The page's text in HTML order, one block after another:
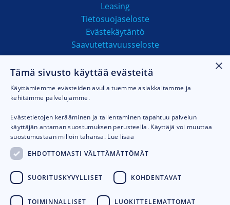
Leasing
Tietosuojaseloste
Evästekäytäntö
Saavutettavuusseloste
MAKSUTAVAT
×
Tämä sivusto käyttää evästeitä
Käyttämiemme evästeiden avulla tuemme asiakkaitamme ja
kehitämme palvelujamme.
Evästetietojen kerääminen ja tallentaminen tapahtuu palvelun
käyttäjän antaman suostumuksen perusteella. Käyttäjä voi muuttaa
suostumustaan milloin tahansa. Lue lisää
EHDOTTOMASTI VÄLTTÄMÄTTÖMÄT
SUORITUSKYVYLLISET KOHDENTAVAT
TOIMINNALLISET LUOKITTELEMATTOMAT